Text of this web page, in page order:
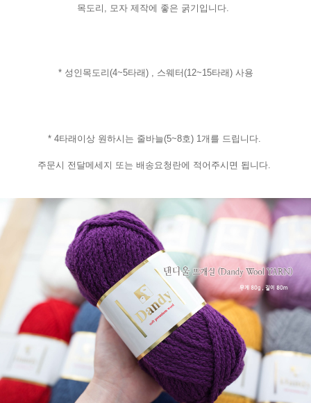
목도리, 모자 제작에 좋은 굵기입니다.
* 성인목도리(4~5타래) , 스웨터(12~15타래) 사용
* 4타래이상 원하시는 줄바늘(5~8호) 1개를 드립니다.
주문시 전달메세지 또는 배송요청란에 적어주시면 됩니다.